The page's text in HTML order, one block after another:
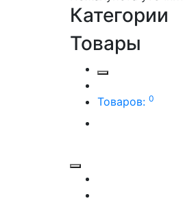
Категории
Товары
Товаров: 0